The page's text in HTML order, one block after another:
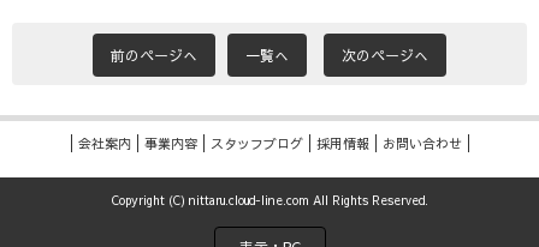
前のページへ 一覧へ 次のページへ
会社案内 事業内容 スタッフブログ 採用情報 お問い合わせ
Copyright (C) nittaru.cloud-line.com All Rights Reserved.